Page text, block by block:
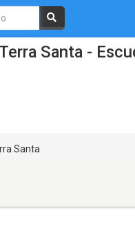
Santa -
Santa